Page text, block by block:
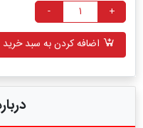
+
-
اضافه کردن به سبد خرید